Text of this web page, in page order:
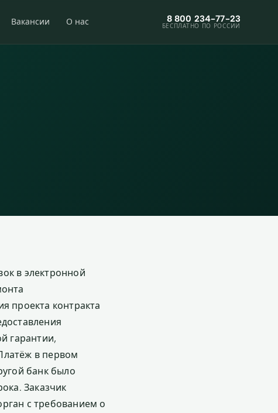
Вакансии О нас 8 800 234-77-23
БЕСПЛАТНО ПО РОССИИ
в электронной
проекта контракта
гарантии,
в первом
банк было
Заказчик
с требованием о